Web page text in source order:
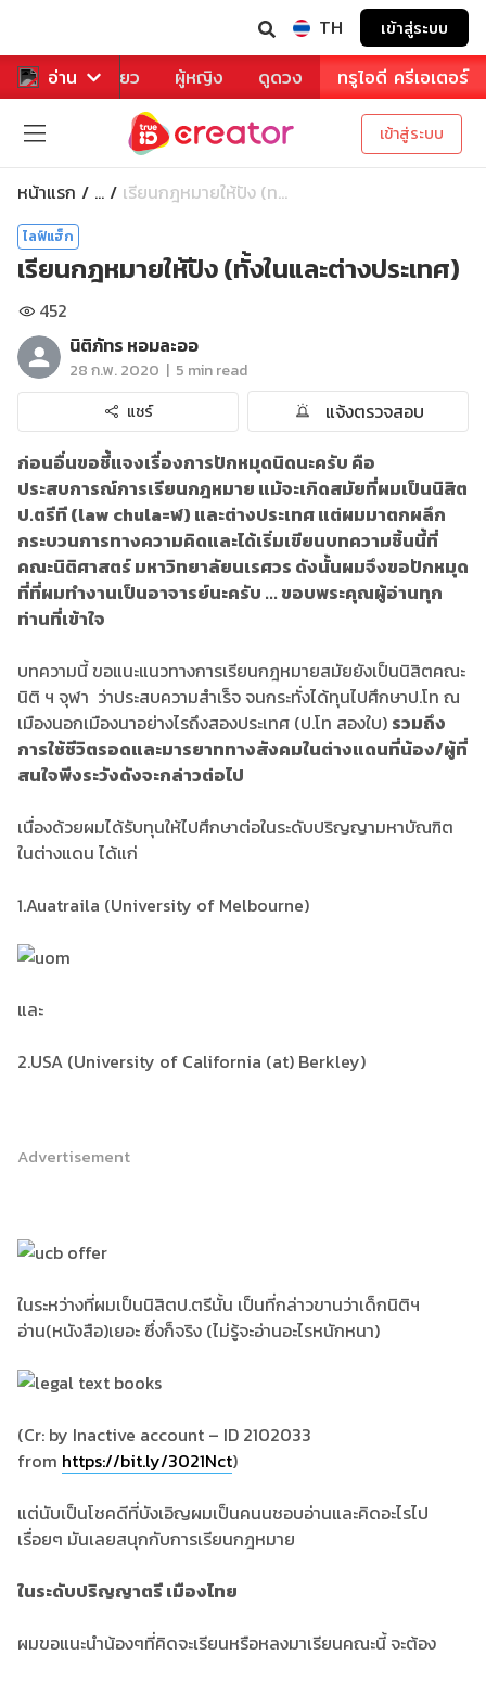
TH เข้าสู่ระบบ
อ่าน
หาร ท่องเที่ยว ผู้หญิง ดูดวง ทรูไอดี ครีเอเตอร์
เข้าสู่ระบบ
หน้าแรก ... เรียนกฎหมายให้ปัง (ท...
ไลฟ์แฮ็ก
เรียนกฎหมายให้ปัง (ทั้งในและต่างประเทศ)
452
นิติภัทร หอมละออ
28 ก.พ. 2020 | 5 min read
แชร์
แจ้งตรวจสอบ
ก่อนอื่นขอชี้แจงเรื่องการปักหมุดนิดนะครับ คือ
ประสบการณ์การเรียนกฎหมาย แม้จะเกิดสมัยที่ผมเป็นนิสิต
ป.ตรีที (law chula=ฬ) และต่างประเทศ แต่ผมมาตกผลึก
กระบวนการทางความคิดและได้เริ่มเขียนบทความชิ้นนี้ที่
คณะนิติศาสตร์ มหาวิทยาลัยนเรศวร ดังนั้นผมจึงขอปักหมุด
ที่ที่ผมทำงานเป็นอาจารย์นะครับ ... ขอบพระคุณผู้อ่านทุก
ท่านที่เข้าใจ
บทความนี้ ขอแนะแนวทางการเรียนกฎหมายสมัยยังเป็นนิสิตคณะ
นิติ ฯ จุฬา ว่าประสบความสำเร็จ จนกระทั่งได้ทุนไปศึกษาป.โท ณ
เมืองนอกเมืองนาอย่างไรถึงสองประเทศ (ป.โท สองใบ) รวมถึง
การใช้ชีวิตรอดและมารยาททางสังคมในต่างแดนที่น้อง/ผู้ที่
สนใจพีงระวังดังจะกล่าวต่อไป
เนื่องด้วยผมได้รับทุนให้ไปศึกษาต่อในระดับปริญญามหาบัณฑิต
ในต่างแดน ได้แก่
1.Auatraila (University of Melbourne)
และ
2.USA (University of California (at) Berkley)
Advertisement
ในระหว่างที่ผมเป็นนิสิตป.ตรีนั้น เป็นที่กล่าวขานว่าเด็กนิติฯ
อ่าน(หนังสือ)เยอะ ซึ่งก็จริง (ไม่รู้จะอ่านอะไรหนักหนา)
(Cr: by Inactive account – ID 2102033
from https://bit.ly/3021Nct)
แต่นับเป็นโชคดีที่บังเอิญผมเป็นคนนชอบอ่านและคิดอะไรไป
เรื่อยๆ มันเลยสนุกกับการเรียนกฎหมาย
ในระดับปริญญาตรี เมืองไทย
ผมขอแนะนำน้องๆที่คิดจะเรียนหรือหลงมาเรียนคณะนี้ จะต้อง